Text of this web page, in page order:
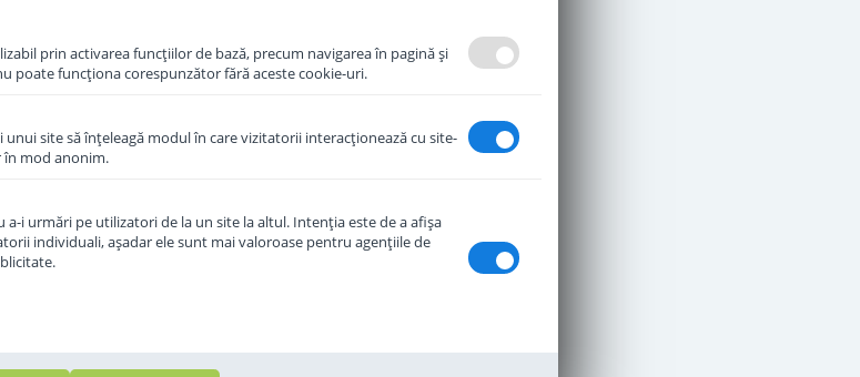
prin activarea funcţiilor de bază, precum navigarea în pagină şi
poate funcţiona corespunzător fără aceste cookie-uri.
site să înţeleagă modul în care vizitatorii interacţionează cu site-
în mod anonim.
i urmări pe utilizatori de la un site la altul. Intenţia este de a afişa
individuali, aşadar ele sunt mai valoroase pentru agenţiile de